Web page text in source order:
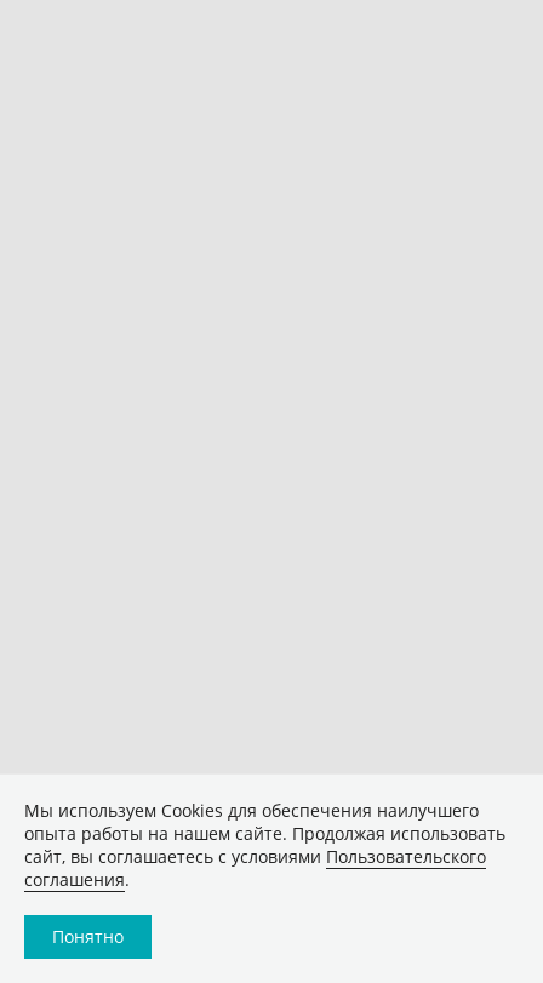
Мы используем Сookies для обеспечения наилучшего
опыта работы на нашем сайте. Продолжая использовать
сайт, вы соглашаетесь с условиями Пользовательского
соглашения.
Понятно